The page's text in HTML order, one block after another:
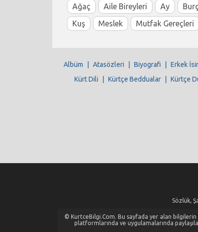
Ağaç Aile Bireyleri Ay Burç
Kuş
Meslek Mutfak Gereçleri
Albüm Atasözleri Biyografi Erkek
Kürt Dili
Kürtçe Beddualar Kürtçe
Sözlük,
© KurtceBilgi.Com. Bu sayfada yer alan
platformlarında ve uygulamalarında